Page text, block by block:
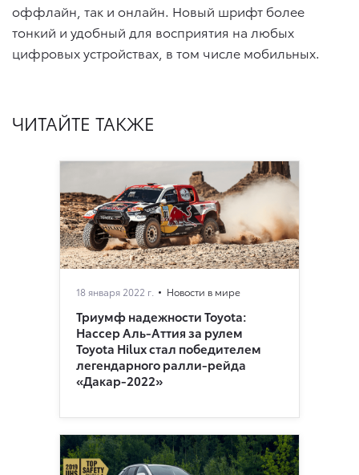
оффлайн, так и онлайн. Новый шрифт более
тонкий и удобный для восприятия на любых
цифровых устройствах, в том числе мобильных.
ЧИТАЙТЕ ТАКЖЕ
18 января 2022 г. Новости в мире
Триумф надежности Toyota:
Нассер Аль-Аттия за рулем
Toyota Hilux стал победителем
легендарного ралли-рейда
«Дакар-2022»